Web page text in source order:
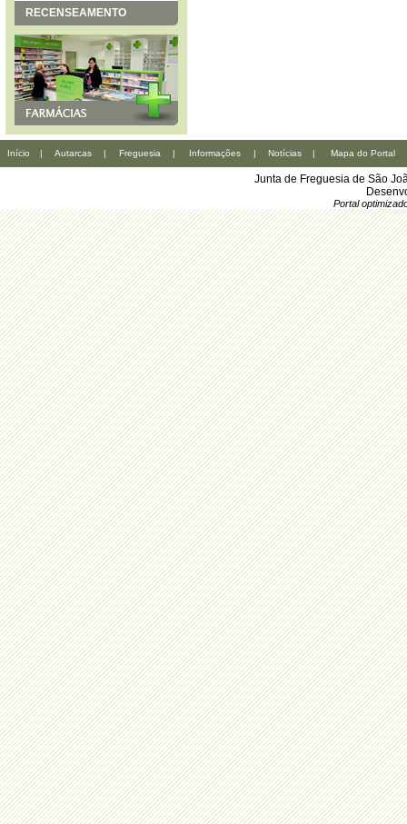
RECENSEAMENTO
Início | Autarcas | Freguesia | Informações | Notícias | Mapa do Portal
Junta de Freguesia de São
Portal